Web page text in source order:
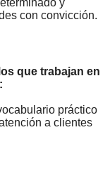
con convicción.
que trabajan en
práctico
a clientes